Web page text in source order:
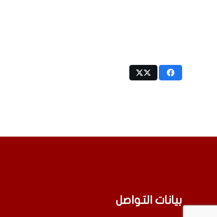
بيانات التواصل